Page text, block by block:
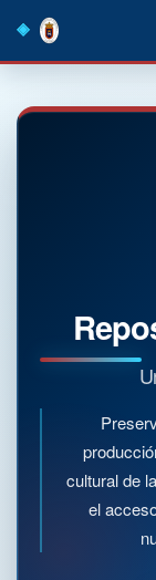
navigation
cultural de
el